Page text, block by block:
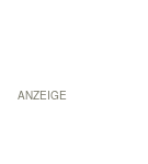
ANZEIGE